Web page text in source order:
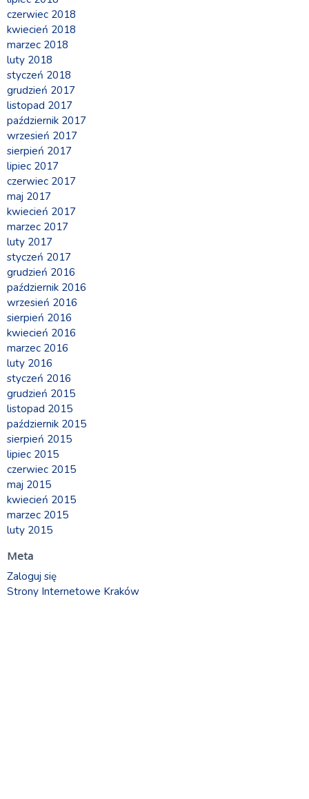
czerwiec 2018
kwiecień 2018
marzec 2018
luty 2018
styczeń 2018
grudzień 2017
listopad 2017
październik 2017
wrzesień 2017
sierpień 2017
lipiec 2017
czerwiec 2017
maj 2017
kwiecień 2017
marzec 2017
luty 2017
styczeń 2017
grudzień 2016
październik 2016
wrzesień 2016
sierpień 2016
kwiecień 2016
marzec 2016
luty 2016
styczeń 2016
grudzień 2015
listopad 2015
październik 2015
sierpień 2015
lipiec 2015
czerwiec 2015
maj 2015
kwiecień 2015
marzec 2015
luty 2015
Meta
Zaloguj się
Strony Internetowe Kraków